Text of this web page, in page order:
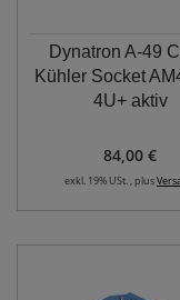
Dynatron A-49
Kühler Socket
4U+ aktiv
84,00 €
exkl. 19% USt. , plus